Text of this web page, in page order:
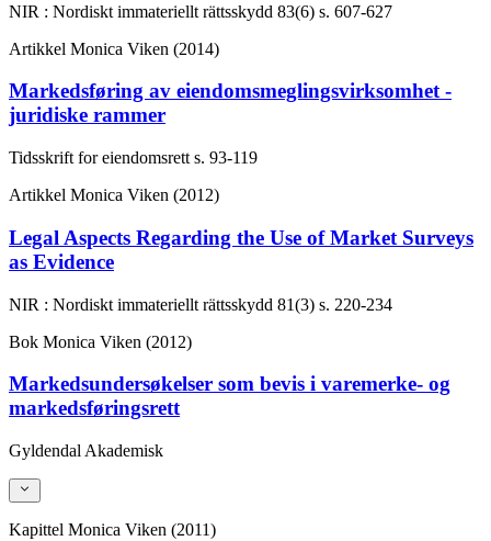
NIR : Nordiskt immateriellt rättsskydd 83(6) s. 607-627
Artikkel Monica Viken (2014)
Markedsføring av eiendomsmeglingsvirksomhet -
juridiske rammer
Tidsskrift for eiendomsrett s. 93-119
Artikkel Monica Viken (2012)
Legal Aspects Regarding the Use of Market Surveys
as Evidence
NIR : Nordiskt immateriellt rättsskydd 81(3) s. 220-234
Bok Monica Viken (2012)
Markedsundersøkelser som bevis i varemerke- og
markedsføringsrett
Gyldendal Akademisk
Kapittel Monica Viken (2011)